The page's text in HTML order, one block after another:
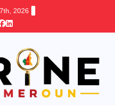
2026